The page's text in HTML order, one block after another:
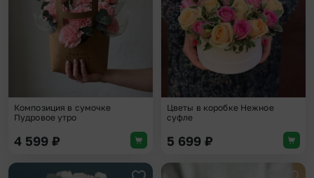
Композиция в сумочке
Пудровое утро
4 599 ₽
Цветы в коробке Нежное
суфле
5 699 ₽